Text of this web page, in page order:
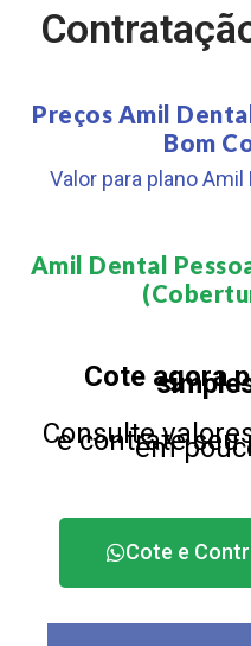
Preços Amil
Bom
Valor para plano
Amil Dental
Cote agora
Consulte
e contrate seu
em
Cote e